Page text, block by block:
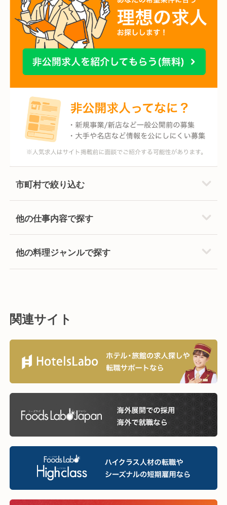
市町村で絞り込む
他の仕事内容で探す
他の料理ジャンルで探す
関連サイト